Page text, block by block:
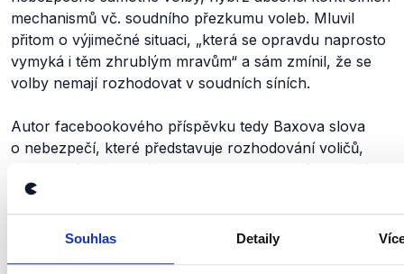
Souhlas Detaily
mechanismů vč. soudního přezkumu voleb. Mluvil
přitom o výjimečné situaci, „která se opravdu naprosto
vymyká i těm zhrublým mravům“ a sám zmínil, že se
volby nemají rozhodovat v soudních síních.
Autor facebookového příspěvku tedy Baxova slova
o nebezpečí, které představuje rozhodování voličů,
cituje správně, pomíjí ale jejich kontext. V rámci naší
spolupráce s Facebookem jsme proto příspěvek
označili pro chybějící kontext.